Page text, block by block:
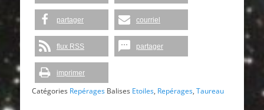
partager courriel
flux RSS partager
imprimer
Catégories Repérages Balises Etoiles, Repérages, Taureau